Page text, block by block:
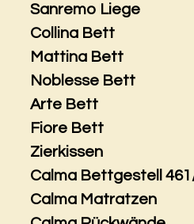
Sanremo Liege
Collina Bett
Mattina Bett
Noblesse Bett
Arte Bett
Fiore Bett
Zierkissen
Calma Bettgestell
Calma Matratzen